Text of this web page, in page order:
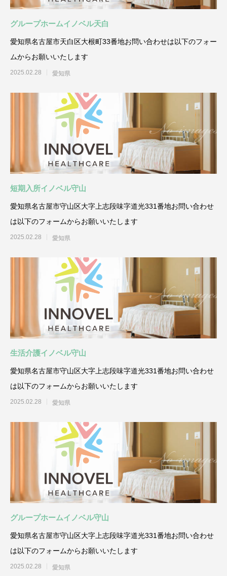
グループホームイノベル天白
愛知県名古屋市天白区大根町33番地お問い合わせは以下のフォー
ムからお願いいたします
2025.02.28 愛知県
短期入所イノベル守山
愛知県名古屋市守山区大字上志段味字道光331番地お問い合わせ
は以下のフォームからお願いいたします
2025.02.28 愛知県
生活介護イノベル守山
愛知県名古屋市守山区大字上志段味字道光331番地お問い合わせ
は以下のフォームからお願いいたします
2025.02.28 愛知県
グループホームイノベル守山
愛知県名古屋市守山区大字上志段味字道光331番地お問い合わせ
は以下のフォームからお願いいたします
2025.02.28 愛知県